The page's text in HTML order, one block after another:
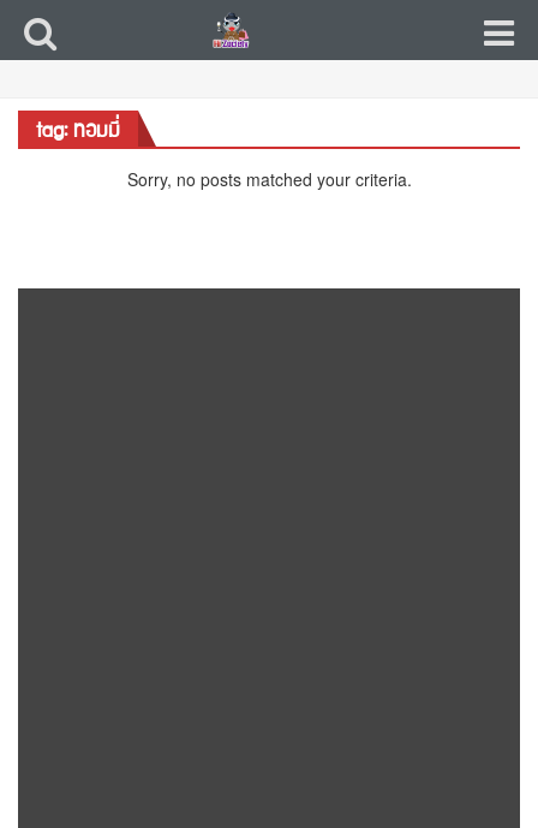
tag: ทอมมี่
Sorry, no posts matched your criteria.